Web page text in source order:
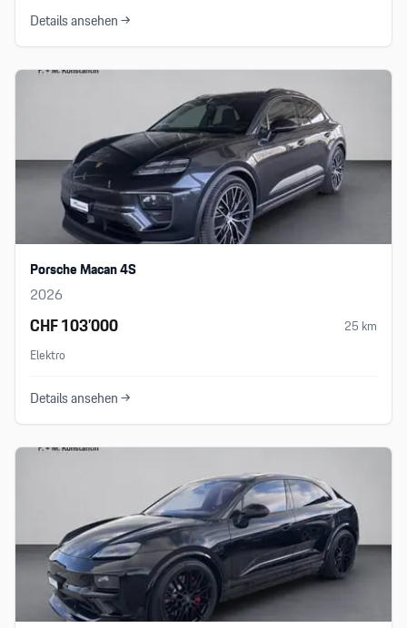
Details ansehen →
Porsche Macan 4S
2026
CHF 103’000 25 km
Elektro
Details ansehen →